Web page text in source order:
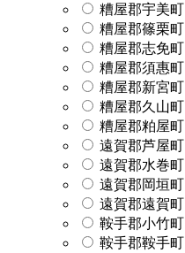
糟屋郡宇美町
糟屋郡篠栗町
糟屋郡志免町
糟屋郡須惠町
糟屋郡新宮町
糟屋郡久山町
糟屋郡粕屋町
遠賀郡芦屋町
遠賀郡水巻町
遠賀郡岡垣町
遠賀郡遠賀町
鞍手郡小竹町
鞍手郡鞍手町